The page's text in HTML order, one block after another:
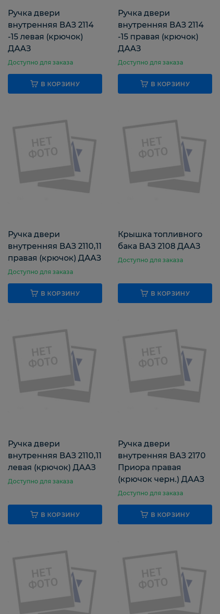
Ручка двери
внутренняя ВАЗ 2114
-15 левая (крючок)
ДААЗ
Доступно для заказа
В КОРЗИНУ
Ручка двери
внутренняя ВАЗ 2114
-15 правая (крючок)
ДААЗ
Доступно для заказа
В КОРЗИНУ
Ручка двери
внутренняя ВАЗ 2110,11
правая (крючок) ДААЗ
Доступно для заказа
В КОРЗИНУ
Крышка топливного
бака ВАЗ 2108 ДААЗ
Доступно для заказа
В КОРЗИНУ
Ручка двери
внутренняя ВАЗ 2110,11
левая (крючок) ДААЗ
Доступно для заказа
В КОРЗИНУ
Ручка двери
внутренняя ВАЗ 2170
Приора правая
(крючок черн.) ДААЗ
Доступно для заказа
В КОРЗИНУ